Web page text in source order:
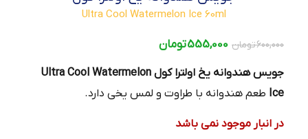
Ultra Cool Watermelon Ice 60ml
600,000تومان 555,000تومان
جویس هندوانه یخ اولترا کول Ultra Cool Watermelon
Ice طعم هندوانه با طراوت و لمس یخی دارد.
در انبار موجود نمی باشد